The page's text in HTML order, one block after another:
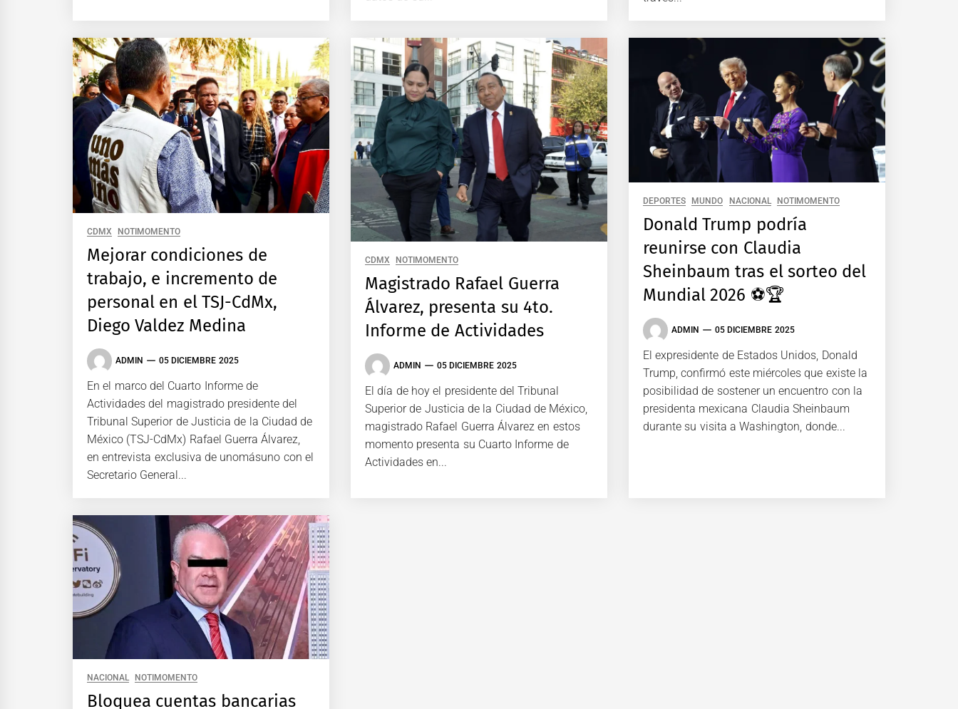
CDMX NOTIMOMENTO
Mejorar condiciones de
trabajo, e incremento de
personal en el TSJ-CdMx,
Diego Valdez Medina
ADMIN 05 DICIEMBRE 2025
En el marco del Cuarto Informe de
Actividades del magistrado presidente del
Tribunal Superior de Justicia de la Ciudad de
México (TSJ-CdMx) Rafael Guerra Álvarez,
en entrevista exclusiva de unomásuno con el
Secretario General...
CDMX NOTIMOMENTO
Magistrado Rafael Guerra
Álvarez, presenta su 4to.
Informe de Actividades
ADMIN 05 DICIEMBRE 2025
El día de hoy el presidente del Tribunal
Superior de Justicia de la Ciudad de México,
magistrado Rafael Guerra Álvarez en estos
momento presenta su Cuarto Informe de
Actividades en...
DEPORTES MUNDO NACIONAL NOTIMOMENTO
Donald Trump podría
reunirse con Claudia
Sheinbaum tras el sorteo del
Mundial 2026 ⚽️🏆
ADMIN 05 DICIEMBRE 2025
El expresidente de Estados Unidos, Donald
Trump, confirmó este miércoles que existe la
posibilidad de sostener un encuentro con la
presidenta mexicana Claudia Sheinbaum
durante su visita a Washington, donde...
NACIONAL NOTIMOMENTO
Bloquea cuentas bancarias